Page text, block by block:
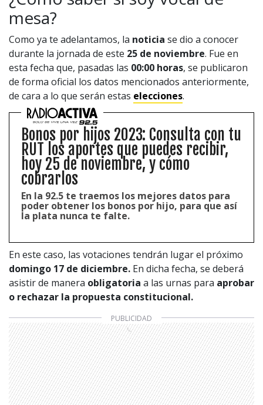
mesa?
Como ya te adelantamos, la noticia se dio a conocer
durante la jornada de este 25 de noviembre. Fue en
esta fecha que, pasadas las 00:00 horas, se publicaron
de forma oficial los datos mencionados anteriormente,
de cara a lo que serán estas elecciones.
Bonos por hijos 2023: Consulta con tu
RUT los aportes que puedes recibir,
hoy 25 de noviembre, y cómo
cobrarlos
En la 92.5 te traemos los mejores datos para
poder obtener los bonos por hijo, para que así
la plata nunca te falte.
En este caso, las votaciones tendrán lugar el próximo
domingo 17 de diciembre. En dicha fecha, se deberá
asistir de manera obligatoria a las urnas para aprobar
o rechazar la propuesta constitucional.